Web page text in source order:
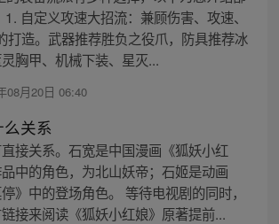
自定义攻速大招流：兼顾伤害、攻速、
打造。武器推荐胜负之役爪，防具推荐冰
胸甲、机械下装、星灭...
08月20日 06:40
关系
接关系。石宽是中国漫画《狐妖小红
中的角色，为北山妖帝；石姬是动画
》中的登场角色。 等待电视剧的同时，
接来阅读《狐妖小红娘》原著提前...